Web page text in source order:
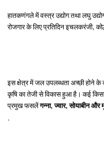
हातकणंगले में वस्त्र उद्योग तथा लघु
रोजगार के लिए प्रतिदिन इचलकरंजी,
इस क्षेत्र में जल उपलब्धता अच्छी होने के
कृषि का तेजी से विकास हुआ है। कई
प्रमुख फसलेंगन्ना, ज्वार, सोयाबीन और
`